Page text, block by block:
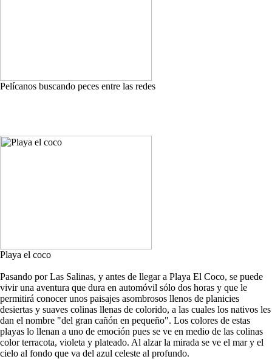
Pelícanos buscando peces entre las redes
Playa el coco
Pasando por Las Salinas, y antes de llegar a Playa El Coco, se puede
vivir una aventura que dura en automóvil sólo dos horas y que le
permitirá conocer unos paisajes asombrosos llenos de planicies
desiertas y suaves colinas llenas de colorido, a las cuales los nativos les
dan el nombre "del gran cañón en pequeño". Los colores de estas
playas lo llenan a uno de emoción pues se ve en medio de las colinas
color terracota, violeta y plateado. Al alzar la mirada se ve el mar y el
cielo al fondo que va del azul celeste al profundo.